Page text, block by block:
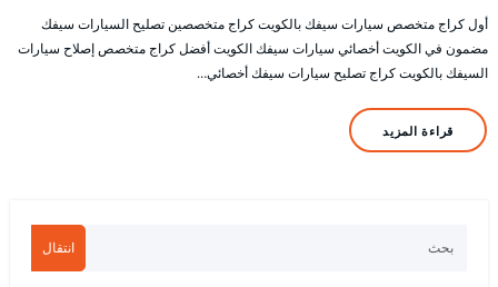
أول كراج متخصص سيارات سيفك بالكويت كراج متخصصين تصليح السيارات سيفك
مضمون في الكويت أخصائي سيارات سيفك الكويت أفضل كراج متخصص إصلاح سيارات
السيفك بالكويت كراج تصليح سيارات سيفك أخصائي…
قراءة المزيد
انتقال